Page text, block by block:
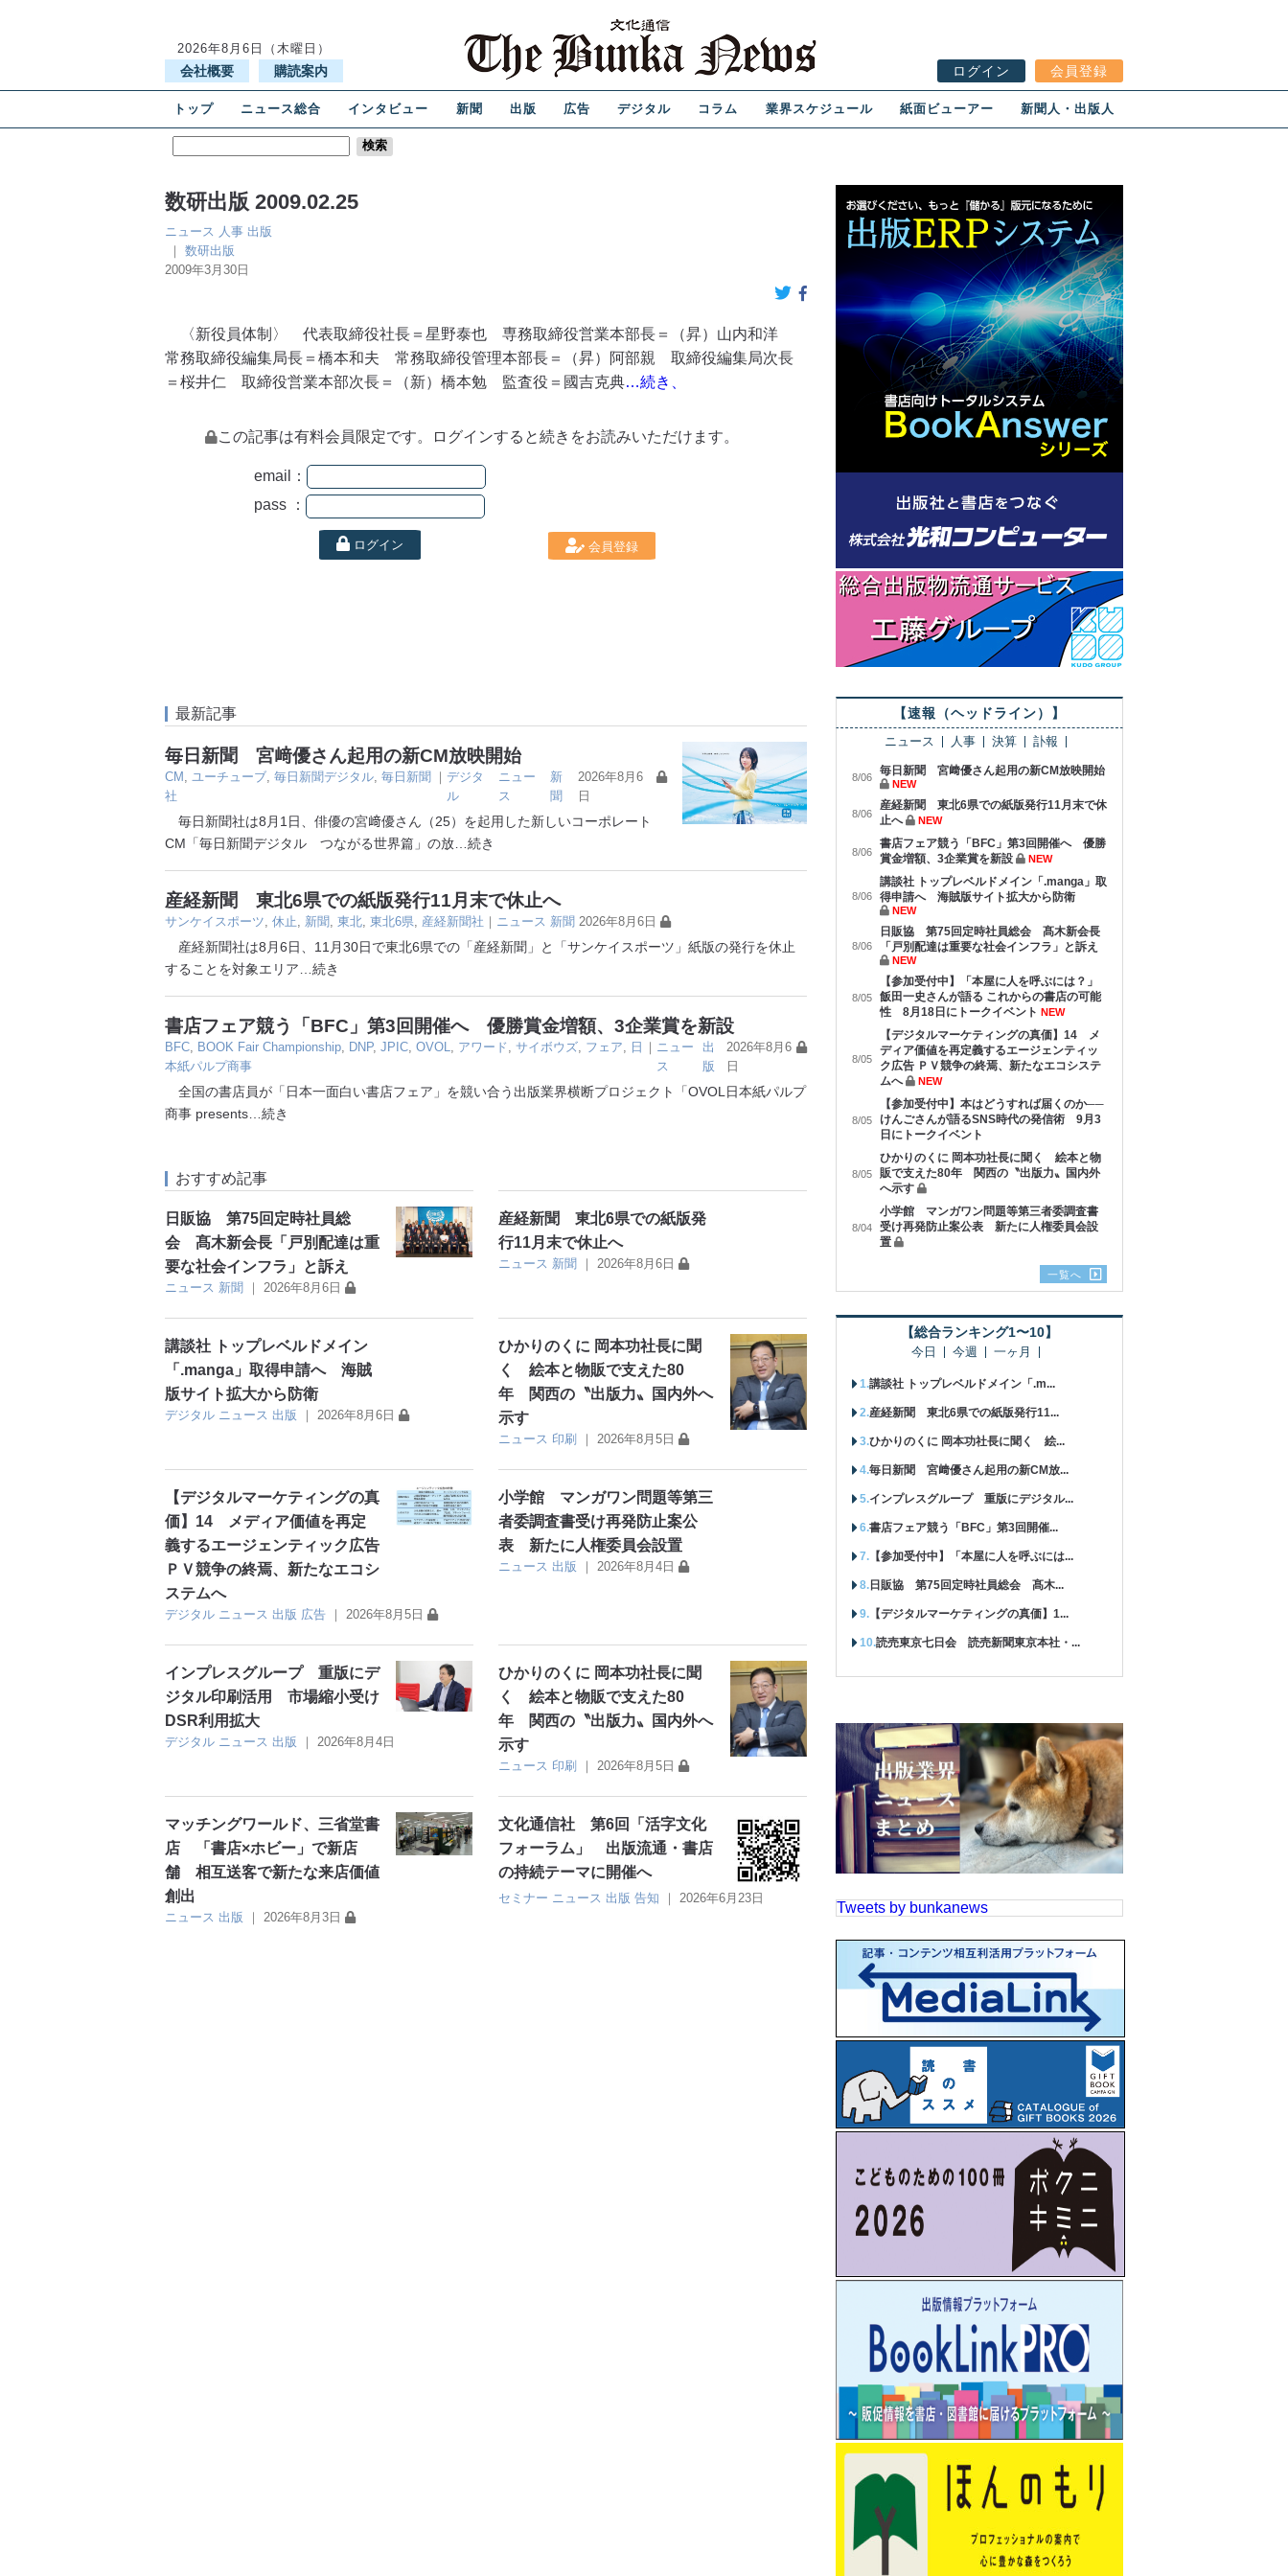
2026年8月6日（木曜日）
会社概要 購読案内 ログイン 会員登録
トップ ニュース総合 インタビュー 新聞 出版 広告 デジタル コラム 業界スケジュール 紙面ビューアー 新聞人・出版人
数研出版 2009.02.25
ニュース 人事 出版
｜ 数研出版
2009年3月30日
〈新役員体制〉 代表取締役社長＝星野泰也 専務取締役営業本部長＝（昇）山内和洋
常務取締役編集局長＝橋本和夫 常務取締役管理本部長＝（昇）阿部親 取締役編集局次長
＝桜井仁 取締役営業本部次長＝（新）橋本勉 監査役＝國吉克典…続き、
この記事は有料会員限定です。ログインすると続きをお読みいただけます。
email：
pass ：
ログイン 会員登録
最新記事
毎日新聞 宮﨑優さん起用の新CM放映開始
CM ユーチューブ 毎日新聞デジタル 毎日新聞
社
｜ デジタ
ル
ニュー
ス
新
聞
2026年8月6
日
毎日新聞社は8月1日、俳優の宮﨑優さん（25）を起用した新しいコーポレート
CM「毎日新聞デジタル つながる世界篇」の放 …続き
産経新聞 東北6県での紙版発行11月末で休止へ
サンケイスポーツ 休止 新聞 東北 東北6県 産経新聞社 ｜ ニュース 新聞 2026年8月6日
産経新聞社は8月6日、11月30日で東北6県での「産経新聞」と「サンケイスポーツ」紙版の発行を休止
することを対象エリア …続き
書店フェア競う「BFC」第3回開催へ 優勝賞金増額、3企業賞を新設
BFC BOOK Fair Championship DNP, JPIC OVOL アワード サイボウズ フェア
日
本紙パルプ商事
｜ ニュー
ス
出
版
2026年8月6
日
全国の書店員が「日本一面白い書店フェア」を競い合う出版業界横断プロジェクト「OVOL日本紙パルプ
商事 presents …続き
おすすめ記事
日販協 第75回定時社員総
会 髙木新会長「戸別配達は重
要な社会インフラ」と訴え
ニュース 新聞 ｜ 2026年8月6日
産経新聞 東北6県での紙版発
行11月末で休止へ
ニュース 新聞 ｜ 2026年8月6日
講談社 トップレベルドメイン
「.manga」取得申請へ 海賊
版サイト拡大から防衛
デジタル ニュース 出版 ｜ 2026年8月6日
ひかりのくに 岡本功社長に聞
く 絵本と物販で支えた80
年 関西の〝出版力〟国内外へ
示す
ニュース 印刷 ｜ 2026年8月5日
【デジタルマーケティングの真
価】14 メディア価値を再定
義するエージェンティック広告
ＰＶ競争の終焉、新たなエコシ
ステムへ
デジタル ニュース 出版 広告 ｜ 2026年8月5日
小学館 マンガワン問題等第三
者委調査書受け再発防止案公
表 新たに人権委員会設置
ニュース 出版 ｜ 2026年8月4日
インプレスグループ 重版にデ
ジタル印刷活用 市場縮小受け
DSR利用拡大
デジタル ニュース 出版 ｜ 2026年8月4日
ひかりのくに 岡本功社長に聞
く 絵本と物販で支えた80
年 関西の〝出版力〟国内外へ
示す
ニュース 印刷 ｜2026年8月5日
マッチングワールド、三省堂書
店 「書店×ホビー」で新店
舗 相互送客で新たな来店価値
創出
ニュース 出版 ｜ 2026年8月3日
文化通信社 第6回「活字文化
フォーラム」 出版流通・書店
の持続テーマに開催へ
セミナー ニュース 出版 告知 ｜2026年6月23日
【速報（ヘッドライン）】
ニュース 人事 決算 訃報
8/06 毎日新聞 宮﨑優さん起用の新CM放映開始
NEW
8/06
産経新聞 東北6県での紙版発行11月末で休
止へ
NEW
8/06
書店フェア競う「BFC」第3回開催へ 優勝
賞金増額、3企業賞を新設
NEW
8/06
講談社 トップレベルドメイン「.manga」取
得申請へ 海賊版サイト拡大から防衛
NEW
8/06
日販協 第75回定時社員総会 髙木新会長
「戸別配達は重要な社会インフラ」と訴え
NEW
8/05
【参加受付中】「本屋に人を呼ぶには？」
飯田一史さんが語る これからの書店の可能
性 8月18日にトークイベント NEW
8/05
【デジタルマーケティングの真価】14 メ
ディア価値を再定義するエージェンティッ
ク広告 ＰＶ競争の終焉、新たなエコシステ
ムへ
NEW
8/05
【参加受付中】本はどうすれば届くのか──
けんごさんが語るSNS時代の発信術 9月3
日にトークイベント
8/05
ひかりのくに 岡本功社長に聞く 絵本と物
販で支えた80年 関西の〝出版力〟国内外
へ示す
8/04
小学館 マンガワン問題等第三者委調査書
受け再発防止案公表 新たに人権委員会設
置
一覧へ
【総合ランキング1〜10】
今日 今週 一ヶ月
講談社 トップレベルドメイン「.m...
産経新聞 東北6県での紙版発行11...
ひかりのくに 岡本功社長に聞く 絵...
毎日新聞 宮﨑優さん起用の新CM放...
インプレスグループ 重版にデジタル...
書店フェア競う「BFC」第3回開催...
【参加受付中】「本屋に人を呼ぶには...
日販協 第75回定時社員総会 髙木...
【デジタルマーケティングの真価】1...
読売東京七日会 読売新聞東京本社・...
Tweets by bunkanews